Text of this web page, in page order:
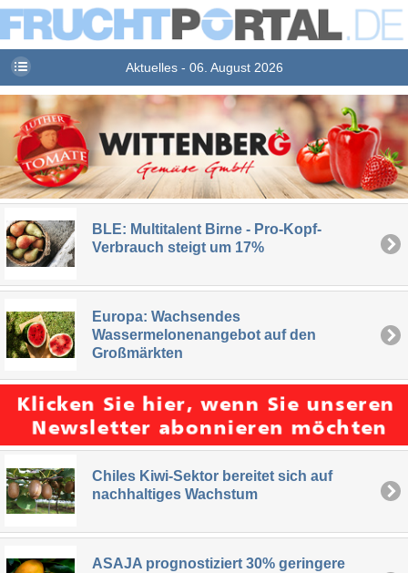
Aktuelles - 06. August 2026
BLE: Multitalent Birne - Pro-Kopf-
Verbrauch steigt um 17%
Europa: Wachsendes
Wassermelonenangebot auf den
Großmärkten
Chiles Kiwi-Sektor bereitet sich auf
nachhaltiges Wachstum
ASAJA prognostiziert 30% geringere